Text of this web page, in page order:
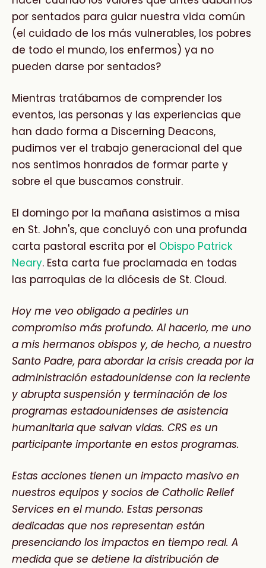
por sentados para guiar nuestra vida común
(el cuidado de los más vulnerables, los pobres
de todo el mundo, los enfermos) ya no
pueden darse por sentados?
Mientras tratábamos de comprender los
eventos, las personas y las experiencias que
han dado forma a Discerning Deacons,
pudimos ver el trabajo generacional del que
nos sentimos honrados de formar parte y
sobre el que buscamos construir.
El domingo por la mañana asistimos a misa
en St. John's, que concluyó con una profunda
carta pastoral escrita por el Obispo Patrick
Neary. Esta carta fue proclamada en todas
las parroquias de la diócesis de St. Cloud.
Hoy me veo obligado a pedirles un
compromiso más profundo. Al hacerlo, me uno
a mis hermanos obispos y, de hecho, a nuestro
Santo Padre, para abordar la crisis creada por la
administración estadounidense con la reciente
y abrupta suspensión y terminación de los
programas estadounidenses de asistencia
humanitaria que salvan vidas. CRS es un
participante importante en estos programas.
Estas acciones tienen un impacto masivo en
nuestros equipos y socios de Catholic Relief
Services en el mundo. Estas personas
dedicadas que nos representan están
presenciando los impactos en tiempo real.A
medida que se detiene la distribución de